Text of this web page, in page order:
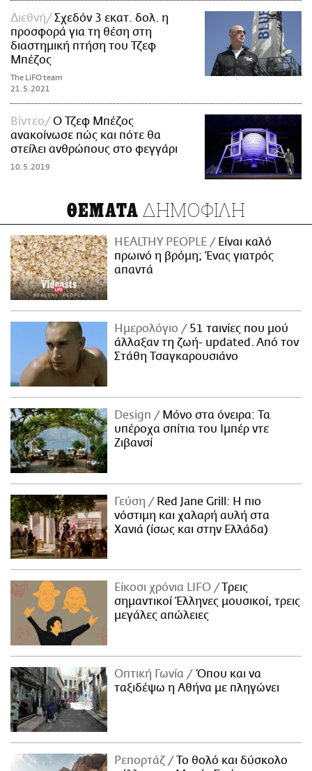
Διεθνή
Σχεδόν 3 εκατ. δολ. η
προσφορά για τη θέση στη
διαστημική πτήση του Τζεφ
Μπέζος
The LiFO team
21.5.2021
Βίντεο
Ο Τζεφ Μπέζος
ανακοίνωσε πώς και πότε θα
στείλει ανθρώπους στο φεγγάρι
10.5.2019
ΘΕΜΑΤΑ ΔΗΜΟΦΙΛΗ
HEALTHY PEOPLE
Είναι καλό
πρωινό η βρόμη; Ένας γιατρός
απαντά
Ημερολόγιο
51 ταινίες που μού
άλλαξαν τη ζωή- updated. Aπό τον
Στάθη Τσαγκαρουσιάνο
Design
Μόνο στα όνειρα: Τα
υπέροχα σπίτια του Ιμπέρ ντε
Ζιβανσί
Γεύση
Red Jane Grill: Η πιο
νόστιμη και χαλαρή αυλή στα
Χανιά (ίσως και στην Ελλάδα)
Είκοσι χρόνια LIFO
Tρεις
σημαντικοί Έλληνες μουσικοί, τρεις
μεγάλες απώλειες
Οπτική Γωνία
Όπου και να
ταξιδέψω η Αθήνα με πληγώνει
Ρεπορτάζ
Το θολό και δύσκολο